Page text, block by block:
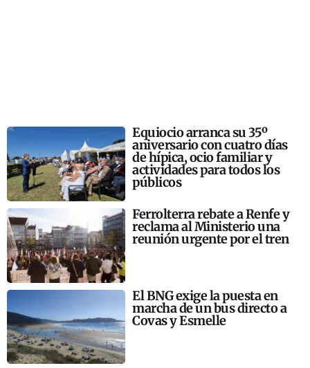
Equiocio arranca su 35º
aniversario con cuatro días
de hípica, ocio familiar y
actividades para todos los
públicos
Ferrolterra rebate a Renfe y
reclama al Ministerio una
reunión urgente por el tren
El BNG exige la puesta en
marcha de un bus directo a
Covas y Esmelle